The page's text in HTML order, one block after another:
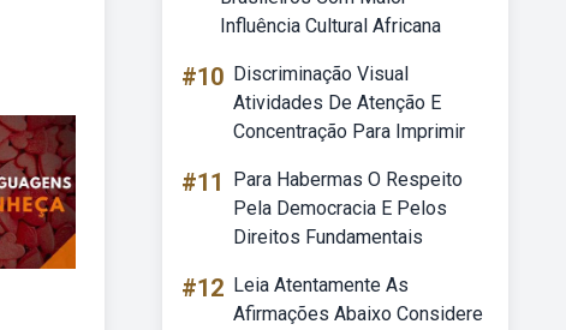
Influência Cultural Africana
#10 Discriminação Visual
Atividades De Atenção E
Concentração Para Imprimir
#11
Para Habermas O Respeito
Pela Democracia E Pelos
Direitos Fundamentais
#12 Leia Atentamente As
Afirmações Abaixo Considere